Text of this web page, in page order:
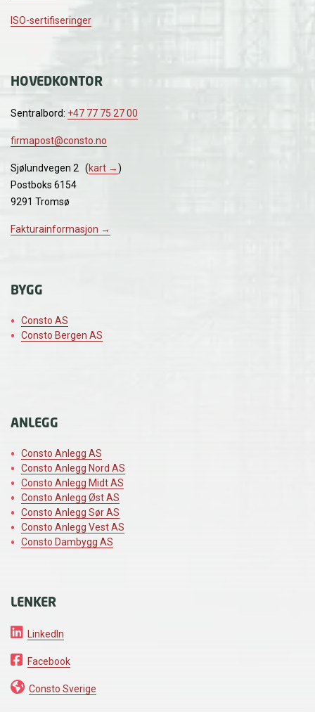
ISO-sertifiseringer
HOVEDKONTOR
Sentralbord: +47 77 75 27 00
firmapost@consto.no
Sjølundvegen 2 (kart →)
Postboks 6154
9291 Tromsø
Fakturainformasjon →
BYGG
Consto AS
Consto Bergen AS
ANLEGG
Consto Anlegg AS
Consto Anlegg Nord AS
Consto Anlegg Midt AS
Consto Anlegg Øst AS
Consto Anlegg Sør AS
Consto Anlegg Vest AS
Consto Dambygg AS
LENKER
LinkedIn
Facebook
Consto Sverige